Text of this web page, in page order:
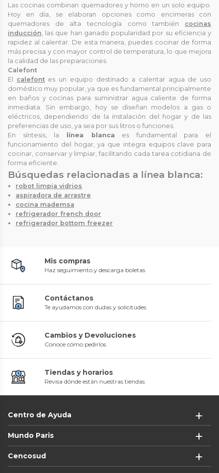
Las cocinas combinan quemadores y horno en un solo equipo.
Hoy en día, se elaboran opciones como encimeras con
quemadores de alta tecnología como también cocinas
inducción , las que han ganado popularidad por su eficiencia y
rapidez al calentar. De esta manera, puedes cocinar de forma
más precisa y con mayor control de temperatura, lo que mejora
la calidad de las preparaciones.
Calefont
El calefontes un equipo destinado a calentar agua de uso
doméstico muy popular, ya que es fundamental principalmente
en baños y cocinas para suministrar agua caliente de forma
inmediata. Sin embargo, hoy se diseñan modelos a gas o
eléctricos, dependiendo de la instalación del hogar y de las
preferencias de uso, ya sea por sus litros o funciones.
En síntesis, la
línea blanca es fundamental para el
funcionamiento del hogar, ya que integra equipos clave para
cocinar, conservar y limpiar, facilitando cada tarea cotidiana de
forma eficiente.
Búsquedas relacionadas a línea blanca:
robot limpia vidrios
aspiradora de arrastre
cocina mademsa
refrigerador french door
refrigerador bottom freezer
Mis compras
Haz seguimiento y descarga boletas
Contáctanos
Te ayudamos con dudas y solicitudes
Cambios y Devoluciones
Conoce cómo pedirlos
Tiendas y horarios
Revisa dónde están nuestras tiendas
Centro de Ayuda
Mundo Paris
Cencosud